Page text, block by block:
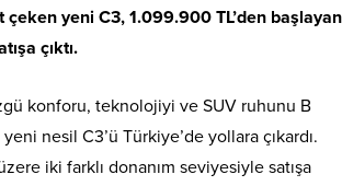
yeni C3, 1.099.900 TL’den başlayan
çıktı.
konforu, teknolojiyi ve SUV ruhunu B
nesil C3’ü Türkiye’de yollara çıkardı.
iki farklı donanım seviyesiyle satışa